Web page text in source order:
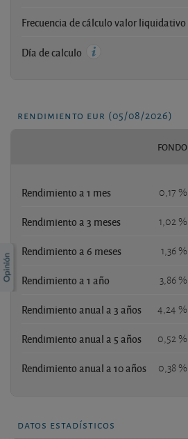
Frecuencia de cálculo valor liquidativo
Día de calculo
rendimiento eur (05/08/2026)
FONDO
Rendimiento a 1 mes 0,17 %
Rendimiento a 3 meses 1,02 %
Rendimiento a 6 meses 1,36 %
Rendimiento a 1 año 3,86 %
Rendimiento anual a 3 años 4,24 %
Rendimiento anual a 5 años 0,52 %
Rendimiento anual a 10 años 0,38 %
datos estadísticos